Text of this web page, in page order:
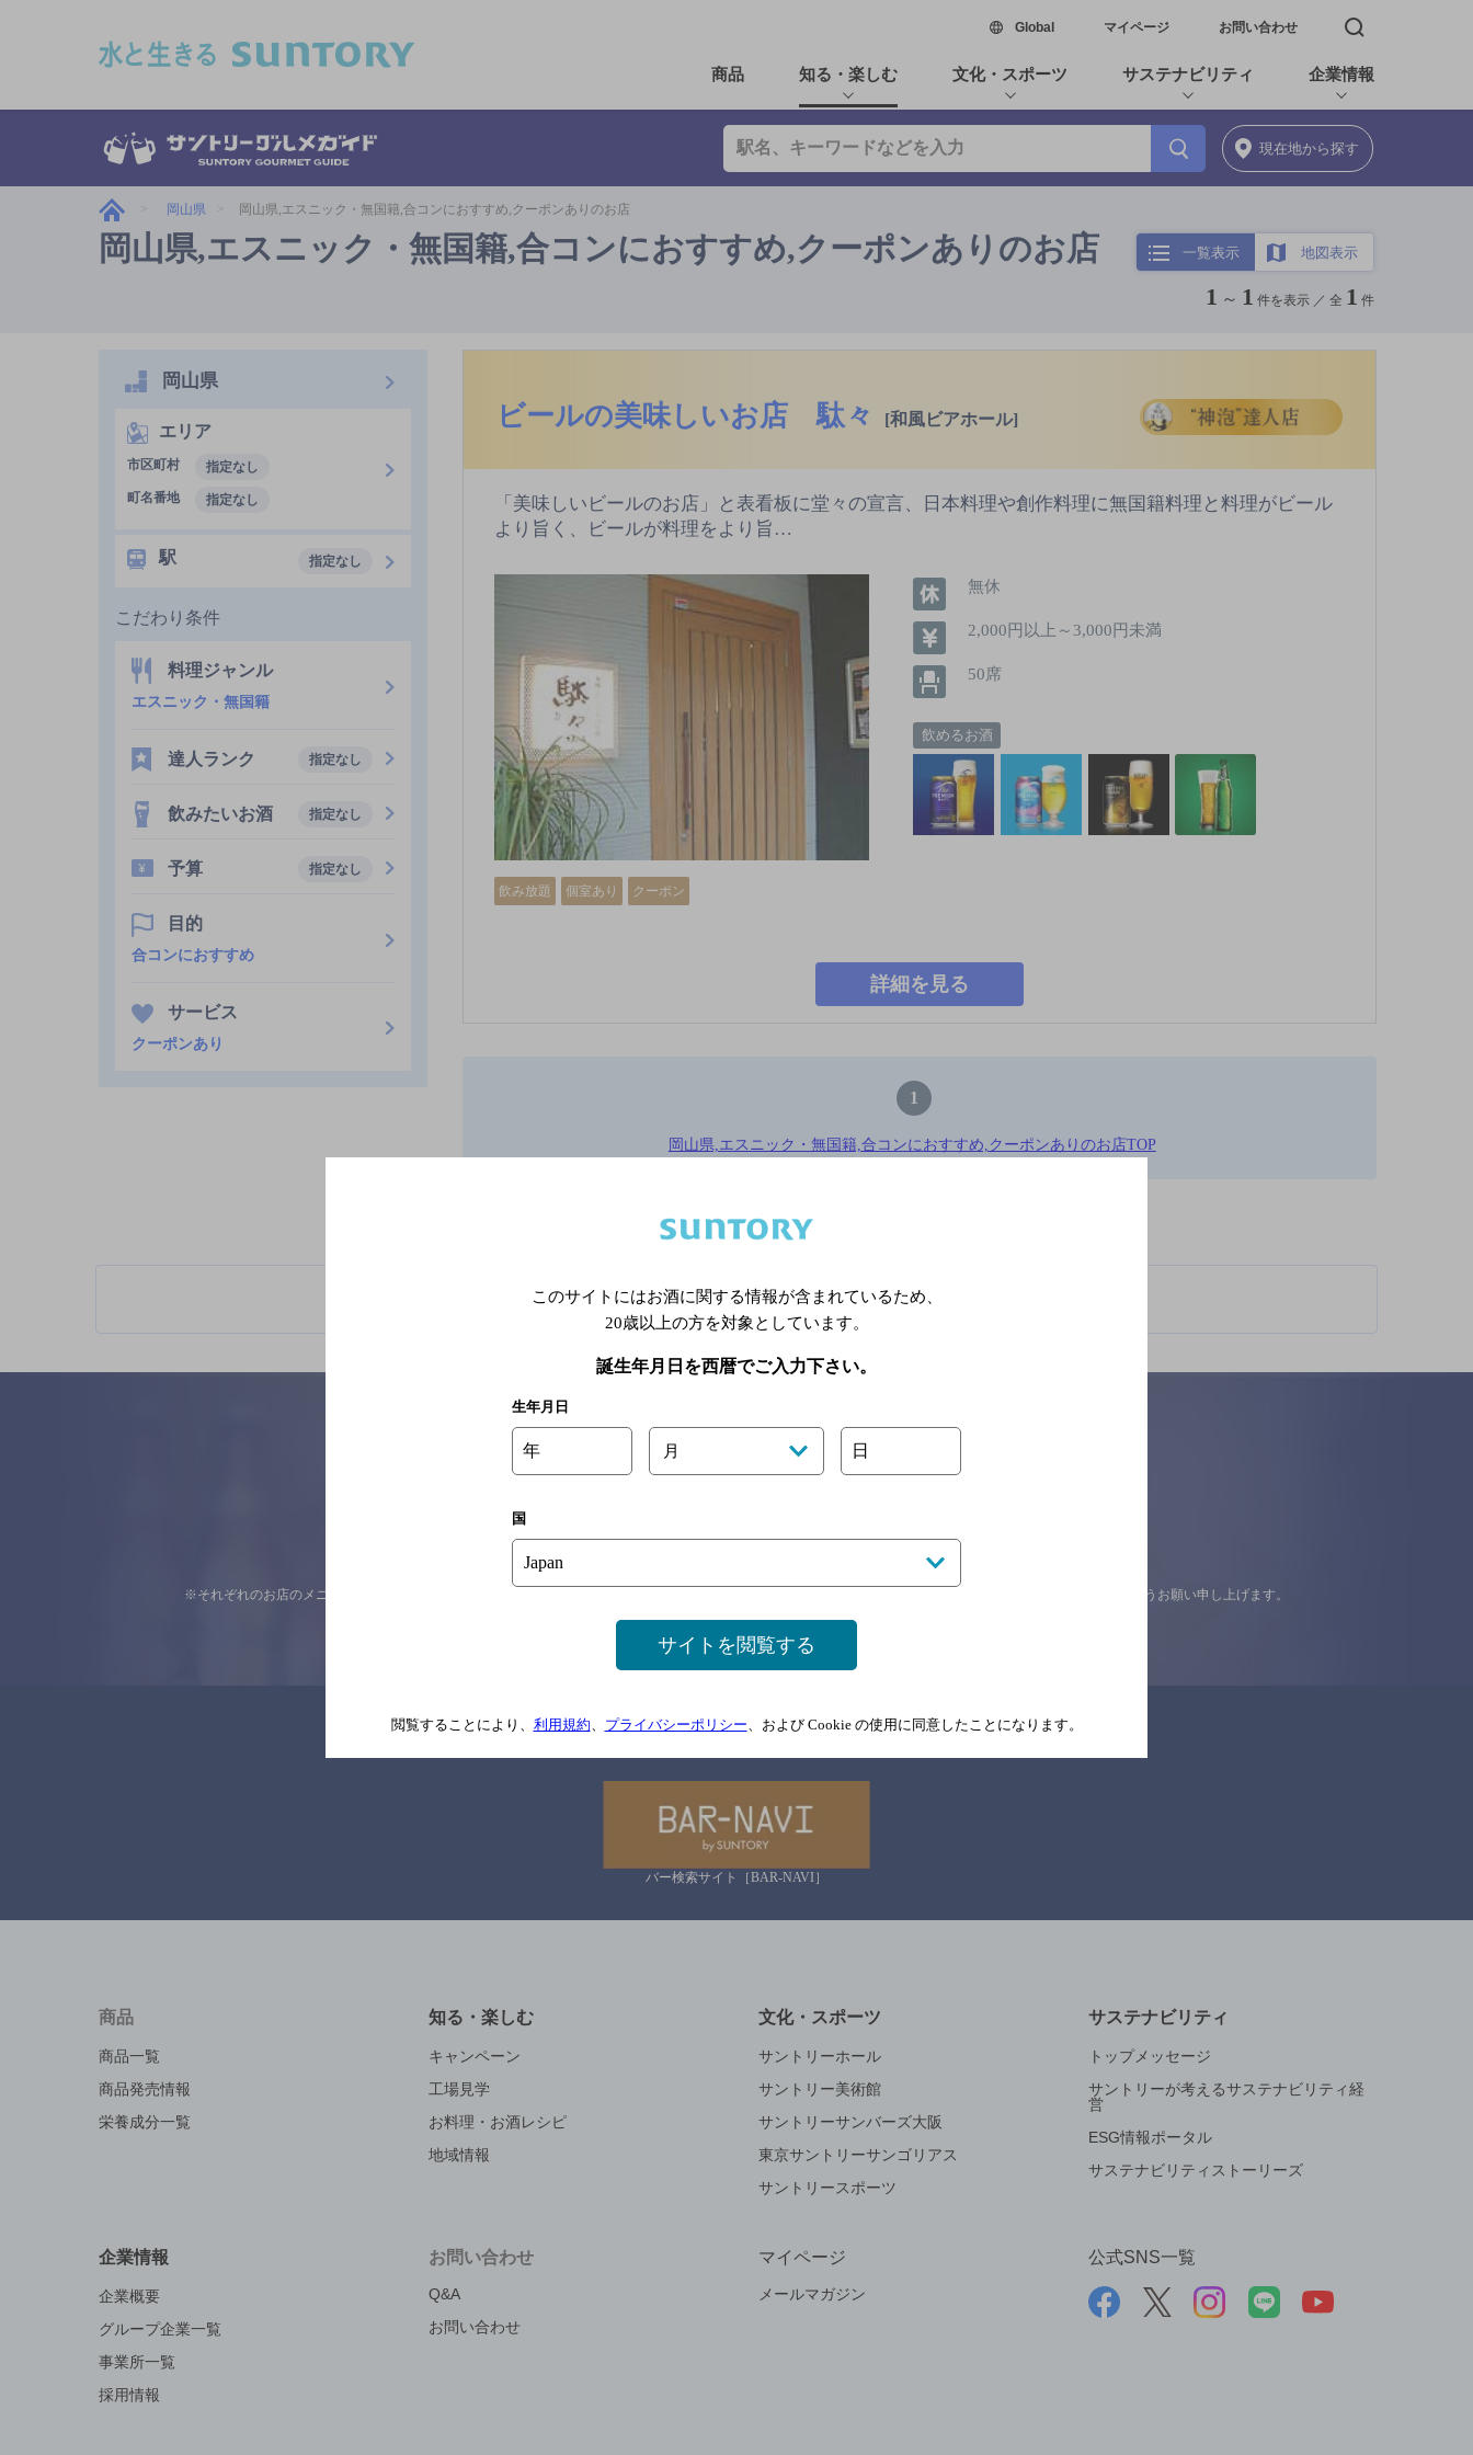
Global新しいウィンドウで開く
マイページ お問い合わせ 検索窓を開く
商品 知る・楽しむ 文化・スポーツ サステナビリティ 企業情報
現在地から探す
岡山県 岡山県,エスニック・無国籍,合コンにおすすめ,クーポンありのお店
岡山県,エスニック・無国籍,合コンにおすすめ,クーポンありのお店 一覧表示 地図表示
1 ～ 1 件を表示 ／ 全 1 件
ビールの美味しいお店 駄々 [和風ビアホール]
「美味しいビールのお店」と表看板に堂々の宣言、日本料理や創作料理に無国籍料理と料理がビール
より旨く、ビールが料理をより旨…
飲み放題 個室あり クーポン
無休
2,000円以上～3,000円未満
50席
飲めるお酒
詳細を見る
1
岡山県,エスニック・無国籍,合コンにおすすめ,クーポンありのお店TOP
※店舗によりハイボール取り扱い銘柄が異なります。
岡山県
エリア
市区町村
指定なし
町名番地
指定なし
駅 指定なし
こだわり条件
料理ジャンル
エスニック・無国籍
達人ランク 指定なし
飲みたいお酒 指定なし
予算 指定なし
目的
合コンにおすすめ
サービス
クーポンあり
関連ページ
※それぞれのお店のメニューや営業時間などの掲載情報については、 念のためお店にご確認の上ご来店くださいますようお願い申し上げます。
情報提供：ぐるなび
関連リンク
バー検索サイト［BAR-NAVI］
商品
商品一覧
商品発売情報
栄養成分一覧
知る・楽しむ
キャンペーン
工場見学
お料理・お酒レシピ
地域情報
文化・スポーツ
サントリーホール
サントリー美術館
サントリーサンバーズ大阪
東京サントリーサンゴリアス
サントリースポーツ
サステナビリティ
トップメッセージ
サントリーが考えるサステナビリティ経
営
ESG情報ポータル
サステナビリティストーリーズ
企業情報
企業概要
グループ企業一覧
事業所一覧
採用情報
お問い合わせ
Q&A
お問い合わせ
マイページ
メールマガジン
公式SNS一覧
このサイトにはお酒に関する情報が含まれているため、
20歳以上の方を対象としています。
誕生年月日を西暦でご入力下さい。
生年月日
年 月 日
国
サイトを閲覧する
閲覧することにより、 利用規約、 プライバシーポリシー、および Cookie の使用に同意したことになります。